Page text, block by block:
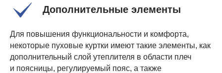
Дополнительные элементы
Для повышения функциональности и комфорта,
некоторые пуховые куртки имеют такие элементы, как
дополнительный слой утеплителя в области плеч
и поясницы, регулируемый пояс, а также